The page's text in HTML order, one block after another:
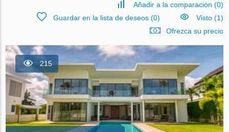
Añadir a la comparación (0)
Guardar en la lista de deseos(0)
Visto (1)
Ofrezca su precio
215